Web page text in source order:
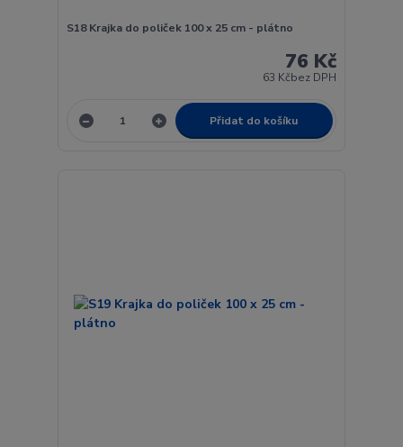
S18 Krajka do poliček 100 x 25 cm - plátno
76 Kč
63 Kčbez DPH
Přidat do košíku